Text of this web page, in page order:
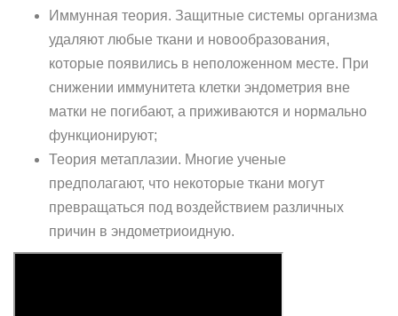
Иммунная теория. Защитные системы организма
удаляют любые ткани и новообразования,
которые появились в неположенном месте. При
снижении иммунитета клетки эндометрия вне
матки не погибают, а приживаются и нормально
функционируют;
Теория метаплазии. Многие ученые
предполагают, что некоторые ткани могут
превращаться под воздействием различных
причин в эндометриоидную.